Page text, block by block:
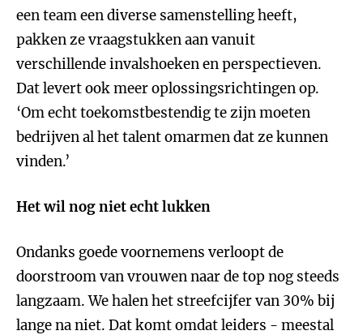
een team een diverse samenstelling heeft,
pakken ze vraagstukken aan vanuit
verschillende invalshoeken en perspectieven.
Dat levert ook meer oplossingsrichtingen op.
‘Om echt toekomstbestendig te zijn moeten
bedrijven al het talent omarmen dat ze kunnen
vinden.’
Het wil nog niet echt lukken
Ondanks goede voornemens verloopt de
doorstroom van vrouwen naar de top nog steeds
langzaam. We halen het streefcijfer van 30% bij
lange na niet. Dat komt omdat leiders - meestal